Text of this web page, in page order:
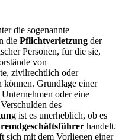
die sogenannte
die Pflichtverletzung der
Personen, für die sie,
von
zivilrechtlich oder
können. Grundlage einer
oder eine
des
g ist es unerheblich, ob es
handelt.
sich mit dem Vorliegen einer